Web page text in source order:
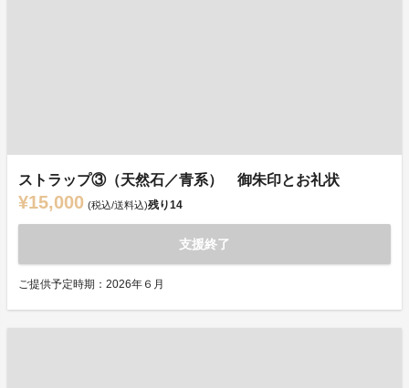
ストラップ③（天然石／青系） 御朱印とお礼状
¥15,000 (税込/送料込)残り14
支援終了
ご提供予定時期：2026年６月